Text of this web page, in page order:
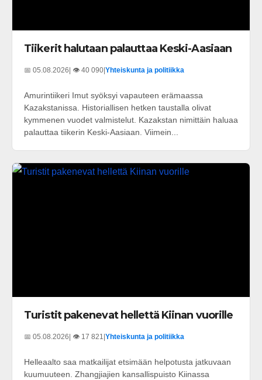
Tiikerit halutaan palauttaa Keski-Aasiaan
📅 05.08.2026 | 👁️ 40 090 Yhteiskunta ja politiikka
Amurintiikeri Imut syöksyi vapauteen erämaassa
Kazakstanissa. Historiallisen hetken taustalla olivat
kymmenen vuodet valmistelut. Kazakstan nimittäin haluaa
palauttaa tiikerin Keski-Aasiaan. Viimein...
Turistit pakenevat hellettä Kiinan vuorille
📅 05.08.2026| 👁️ 17 821 |Yhteiskunta ja politiikka
Helleaalto saa matkailijat etsimään helpotusta jatkuvaan
kuumuuteen. Zhangjiajien kansallispuisto Kiinassa